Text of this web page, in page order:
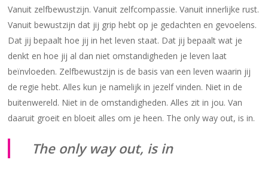
Vanuit zelfbewustzijn. Vanuit zelfcompassie. Vanuit innerlijke rust.
Vanuit bewustzijn dat jij grip hebt op je gedachten en gevoelens.
Dat jij bepaalt hoe jij in het leven staat. Dat jij bepaalt wat je
denkt en hoe jij al dan niet omstandigheden je leven laat
beïnvloeden. Zelfbewustzijn is de basis van een leven waarin jij
de regie hebt. Alles kun je namelijk in jezelf vinden. Niet in de
buitenwereld. Niet in de omstandigheden. Alles zit in jou. Van
daaruit groeit en bloeit alles om je heen. The only way out, is in.
The only way out, is in